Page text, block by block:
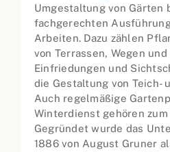
Umgestaltung von Gärten
fachgerechten
Arbeiten. Dazu zählen
von Terrassen, Wegen
Einfriedungen und
die Gestaltung von Teich-
Auch regelmäßige
Winterdienst gehören
Gegründet wurde das
1886 von August Gruner